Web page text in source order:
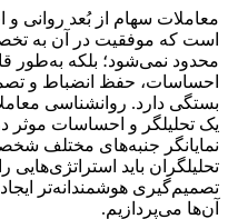
معاملات سهام از بُعد روانی
است که موفقیت در آن به
محدود نمی‌شود؛ بلکه به‌طور
احساسات، حفظ انضباط و
بستگی دارد. روانشناسی
یک تحلیلگر و احساسات موثر
نمایانگر جنبه‌های مختلف
تحلیلگران باید
تصمیم‌گیری هوشمندانه‌تر
آن‌ها می‌پردازیم.